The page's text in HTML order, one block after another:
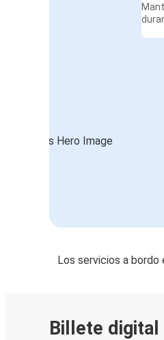
Los servicios a bordo
Billete digital